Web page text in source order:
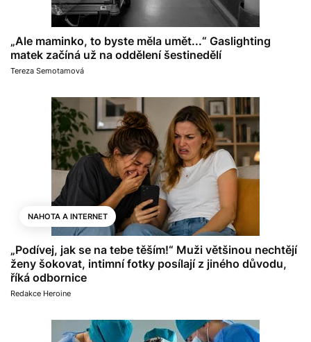
„Ale maminko, to byste měla umět...“ Gaslighting
matek začíná už na oddělení šestinedělí
Tereza Semotamová
NAHOTA A INTERNET
„Podívej, jak se na tebe těším!“ Muži většinou nechtějí
ženy šokovat, intimní fotky posílají z jiného důvodu,
říká odbornice
Redakce Heroine